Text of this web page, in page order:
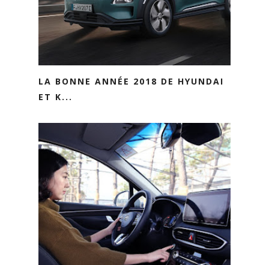
LA BONNE ANNÉE 2018 DE HYUNDAI
ET K...